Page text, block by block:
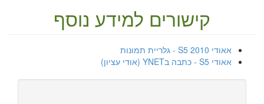
קישורים למידע נוסף
אאודי S5 2010 - גלריית תמונות
אאודי S5 - כתבה בYNET (אודי עציון)